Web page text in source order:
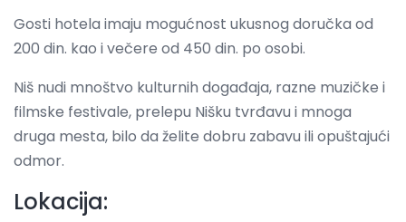
Gosti hotela imaju mogućnost ukusnog doručka od
200 din. kao i večere od 450 din. po osobi.
Niš nudi mnoštvo kulturnih događaja, razne muzičke i
filmske festivale, prelepu Nišku tvrđavu i mnoga
druga mesta, bilo da želite dobru zabavu ili opuštajući
odmor.
Lokacija: